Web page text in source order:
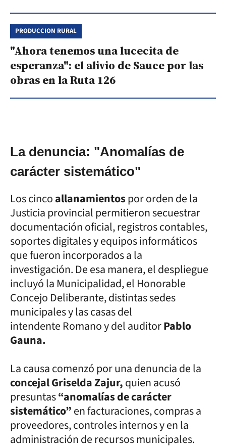
PRODUCCIÓN RURAL
"Ahora tenemos una lucecita de
esperanza": el alivio de Sauce por las
obras en la Ruta 126
La denuncia: "Anomalías de
carácter sistemático"
Los cincoallanamientospor orden de la
Justicia provincial permitieron secuestrar
documentación oficial, registros contables,
soportes digitales y equipos informáticos
que fueron incorporados a la
investigación. De esa manera, el despliegue
incluyó la Municipalidad, el Honorable
Concejo Deliberante, distintas sedes
municipales y las casas del
intendente Romano y del auditorPablo
Gauna.
La causa comenzó por una denuncia de la
concejal Griselda Zajur,quien acusó
presuntas“anomalías de carácter
sistemático”en facturaciones, compras a
proveedores, controles internos y en la
administración de recursos municipales.